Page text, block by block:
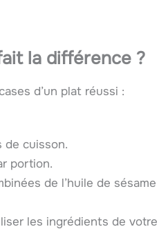
la différence ?
d’un plat réussi :
de cuisson.
portion.
de l’huile de
les ingrédients de votre